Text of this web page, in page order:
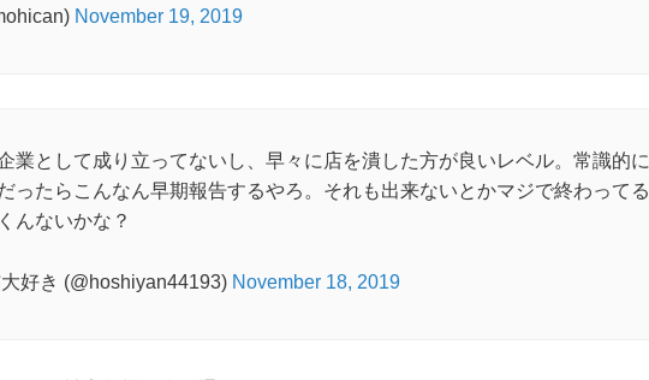
November 19, 2019
業として成り立ってないし、早々に店を潰した方が良いレベル。常識的に
ったらこんなん早期報告するやろ。それも出来ないとかマジで終わってる
んないかな？
好き (@hoshiyan44193) November 18, 2019